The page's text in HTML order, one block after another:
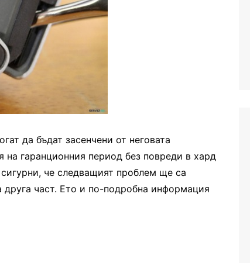
да бъдат засенчени от неговата
гаранционния период без повреди в хард
че следващият проблем ще са
друга част. Ето и по-подробна информация